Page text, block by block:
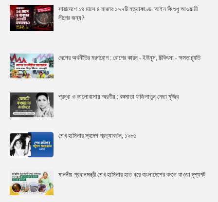
সারাদেশে ১৪ মাসে ৪ হাজার ১৭৭টি হত্যাকাণ্ড: আইন কি শুধু আওয়ামী
লীগের জন্য?
দেশের অর্থনীতির মরণরোগ : রোগের কারন - ইউনুস, চিকিৎসা - ক্ষমতাচ্যুতি
শ্রদ্ধা ও ভালোবাসায় স্মরণীয় : বঙ্গমাতা ফজিলাতুন নেছা মুজিব
শেখ হাসিনার স্বদেশ প্রত্যাবর্তন, ১৯৮১
মাননীয় প্রধানমন্ত্রী শেখ হাসিনার হাত ধরে বাংলাদেশের বদলে যাওয়া দৃশ্যপট